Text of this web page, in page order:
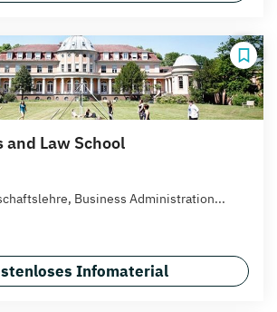
and Law School
Business Administration...
Infomaterial